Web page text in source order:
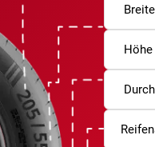
Breite
Höhe